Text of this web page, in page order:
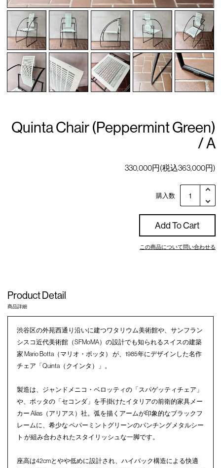
Quinta Chair (Peppermint Green)
/ A
330,000円(税込363,000円)
購入数
Add To Cart
この商品について問い合わせる
Product Detail
商品詳細
渋谷区の外苑西通り沿いに建つワタリウム美術館や、サンフラン
シスコ近代美術館（SFMoMA）の設計でも知られるスイスの建築
家 Mario Botta（マリオ・ボッタ） が、1985年にデザインした名作
チェア「Quinta（クインタ）」。
製造は、ジャンドメニコ・ベロッティの「スパゲッティチェア」
や、ボッタの「セコンダ」を手掛けたイタリアの前衛的家具メー
カー Alias（アリアス）社。弧を描くアームが印象的なブラックフ
レームに、希少な ペパーミントグリーンのパンチングメタルシー
ト が組み合わされたスタイリッシュな一脚です。
座高は42cmとやや低めに設計され、ハイバック構造による快適